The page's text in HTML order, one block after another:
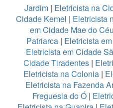
Jardim | Eletricista na
Cidade Kemel | Eletricista
em Cidade Mae do Céu
Patriarca | Eletricista
Eletricista em Cidade
Cidade Tiradentes |
Eletricista na Colonia |
Eletricista na Fazenda
Freguesia do Ó|